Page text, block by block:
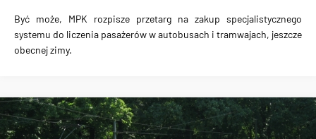
Być może, MPK rozpisze przetarg na zakup specjalistycznego
systemu do liczenia pasażerów w autobusach i tramwajach, jeszcze
obecnej zimy.